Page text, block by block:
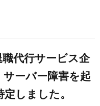
職代行サービス企
ーバー障害を起
しました。